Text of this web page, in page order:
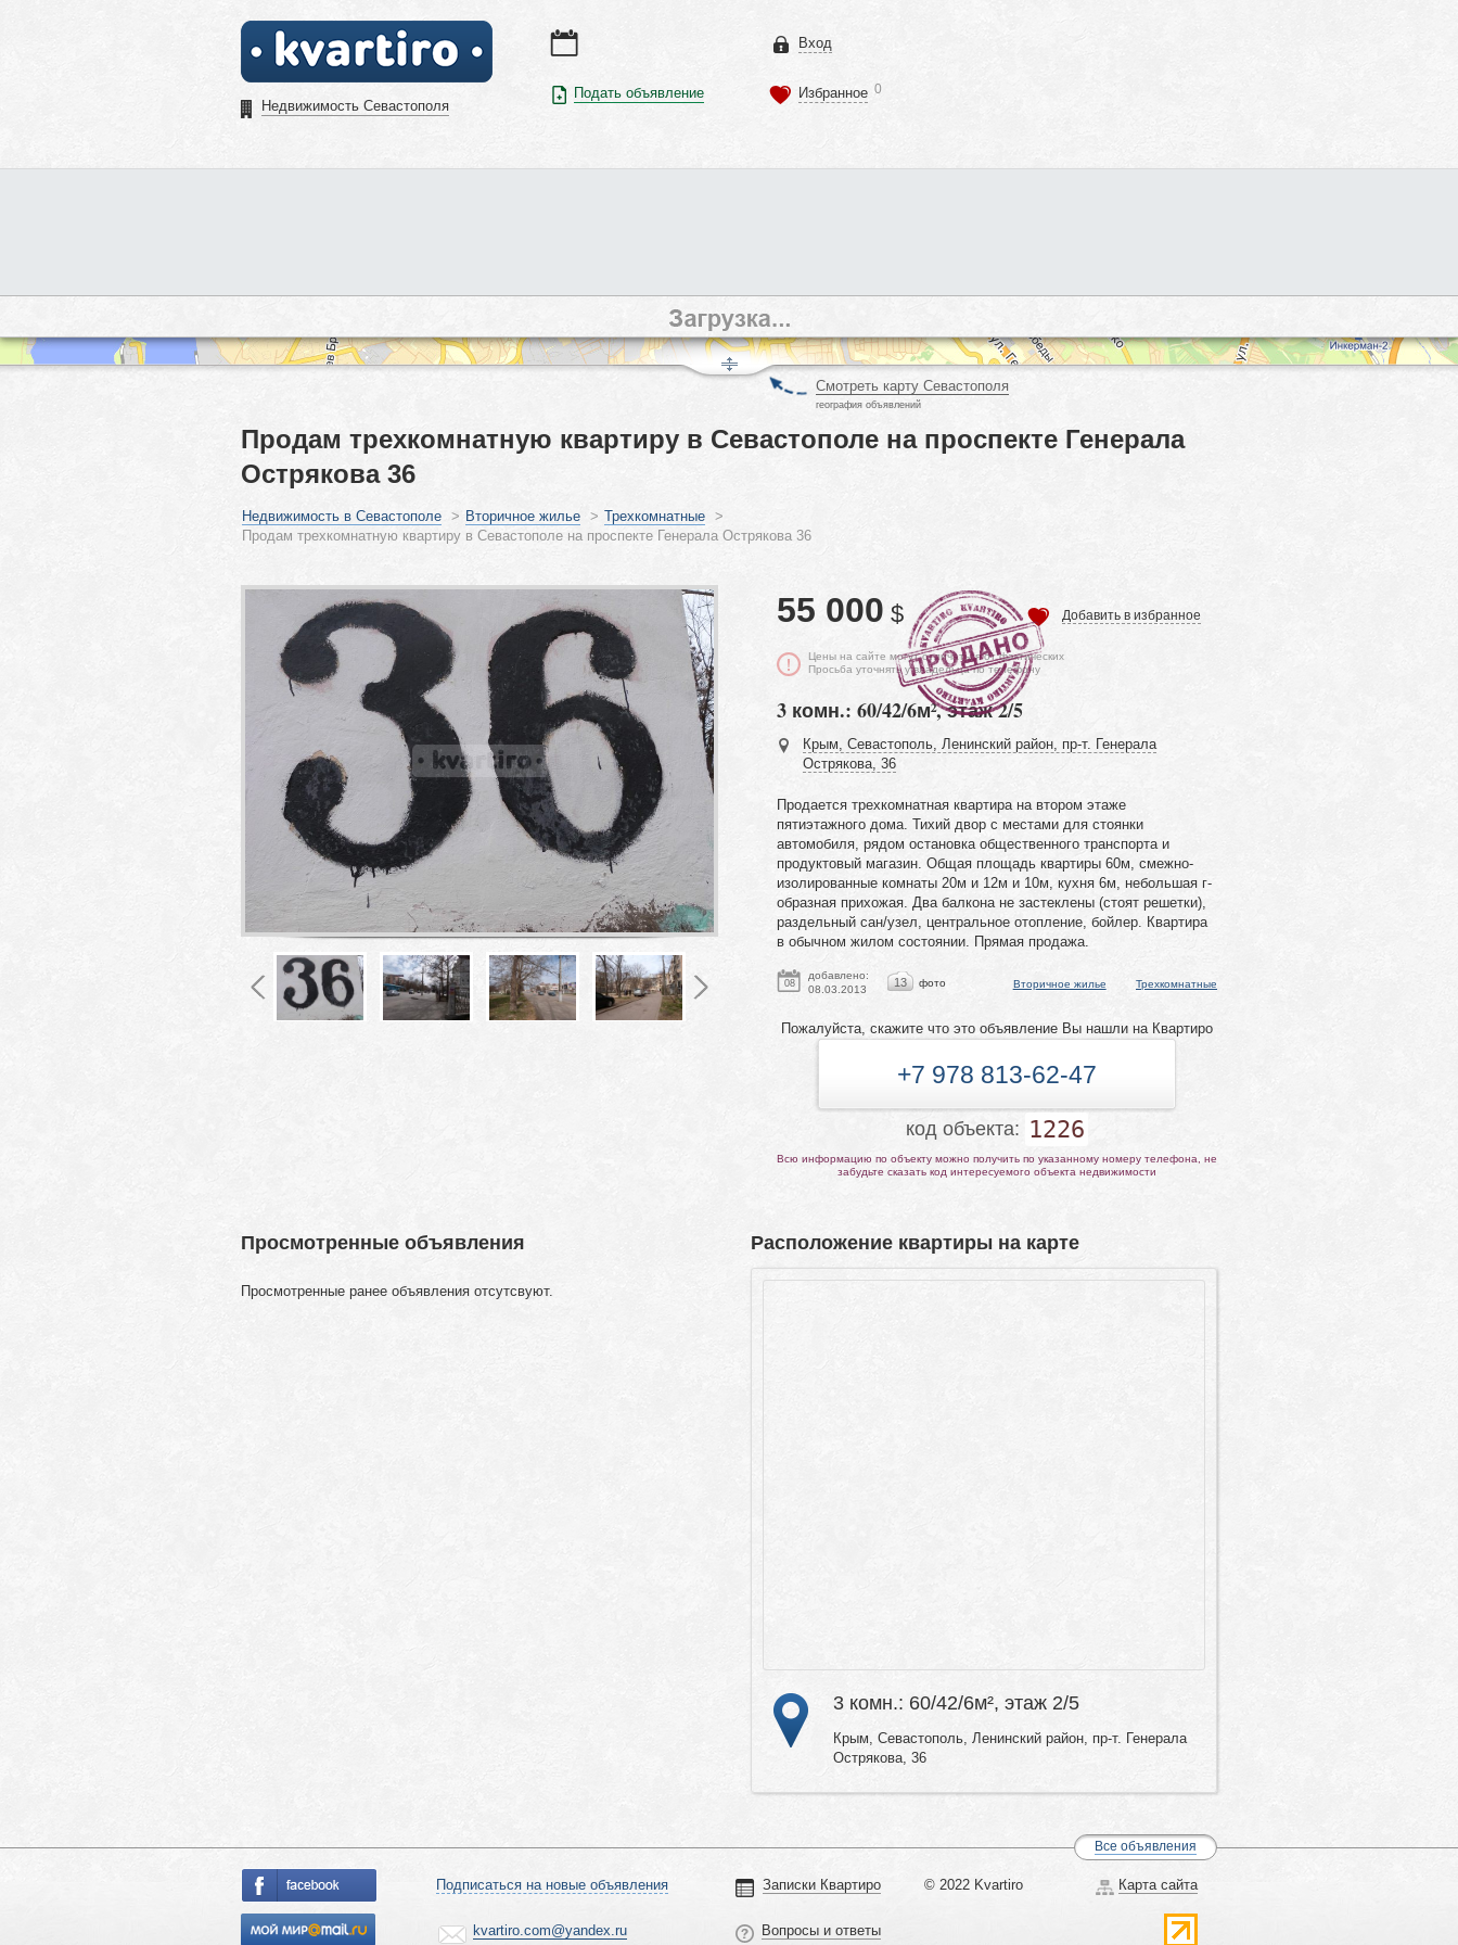
Недвижимость Севастополя
Подать объявление
Вход
Избранное 0
Смотреть карту Севастополя
география объявлений
Продам трехкомнатную квартиру в Севастополе на проспекте Генерала
Острякова 36
Недвижимость в Севастополе > Вторичное жилье > Трехкомнатные >
Продам трехкомнатную квартиру в Севастополе на проспекте Генерала Острякова 36
55 000 $ Добавить в избранное
Цены на сайте могут отличаться от фактических
Просьба уточнять у владельца по телефону
3 комн.: 60/42/6м², этаж 2/5
Крым, Севастополь, Ленинский район, пр-т. Генерала
Острякова, 36
Продается трехкомнатная квартира на втором этаже
пятиэтажного дома. Тихий двор с местами для стоянки
автомобиля, рядом остановка общественного транспорта и
продуктовый магазин. Общая площадь квартиры 60м, смежно-
изолированные комнаты 20м и 12м и 10м, кухня 6м, небольшая г-
образная прихожая. Два балкона не застеклены (стоят решетки),
раздельный сан/узел, центральное отопление, бойлер. Квартира
в обычном жилом состоянии. Прямая продажа.
08
добавлено:
08.03.2013
13 фото Вторичное жилье Трехкомнатные
Пожалуйста, скажите что это объявление Вы нашли на Квартиро
+7 978 813-62-47
код объекта: 1226
Всю информацию по объекту можно получить по указанному номеру телефона, не
забудьте сказать код интересуемого объекта недвижимости
Расположение квартиры на карте
3 комн.: 60/42/6м², этаж 2/5
Крым, Севастополь, Ленинский район, пр-т. Генерала
Острякова, 36
Просмотренные объявления
Просмотренные ранее объявления отсутсвуют.
Все объявления
Подписаться на новые объявления
kvartiro.com@yandex.ru
Записки Квартиро
Вопросы и ответы
© 2022 Kvartiro Карта сайта